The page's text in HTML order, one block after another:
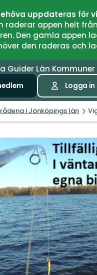
uppdateras för
raderar appen helt
Den gamla
den raderas och
Guider Län Kommuner
Logga in
i Jönköpings län